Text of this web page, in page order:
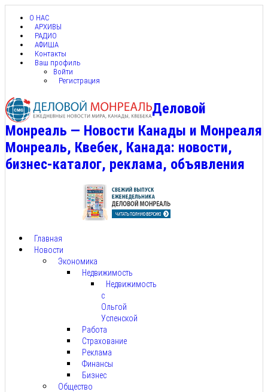
О НАС
АРХИВЫ
РАДИО
АФИША
Контакты
Ваш профиль
Войти
Регистрация
Деловой
Монреаль — Новости Канады и Монреаля
Монреаль, Квебек, Канада: новости,
бизнес-каталог, реклама, объявления
Главная
Новости
Экономика
Недвижимость
Недвижимость
с
Ольгой
Успенской
Работа
Страхование
Реклама
Финансы
Бизнес
Общество